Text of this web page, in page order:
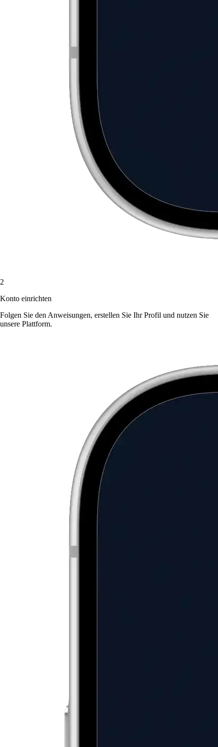
2
Konto einrichten
Folgen Sie den Anweisungen, erstellen Sie Ihr Profil und nutzen Sie
unsere Plattform.